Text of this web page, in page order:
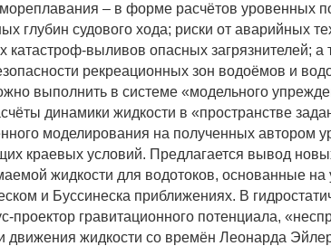
мореплавания – в форме расчётов уровенных
глубин судового хода; риски от аварийных
катастроф-выливов опасных загрязнителей;
рекреационных зон водоёмов и
выполнить в системе «модельного
динамики жидкости в «пространстве
моделирования на полученных автором
краевых условий. Предлагается вывод
жидкости для водотоков, основанные
и Буссинеска приближениях. В
проектор гравитационного потенциала,
движения жидкости со времён Леонарда